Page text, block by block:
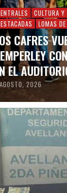
CULTURA Y
LOMAS
CAFRES
EL
2026